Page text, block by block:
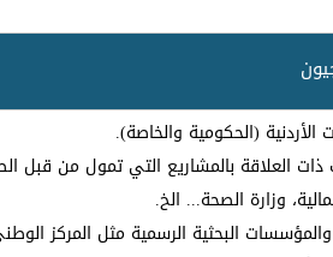
الأردنية (الحكومية والخاصة).
ذات العلاقة بالمشاريع التي تمول من قبل
وزارة الصحة... الخ.
والمؤسسات البحثية الرسمية مثل المركز